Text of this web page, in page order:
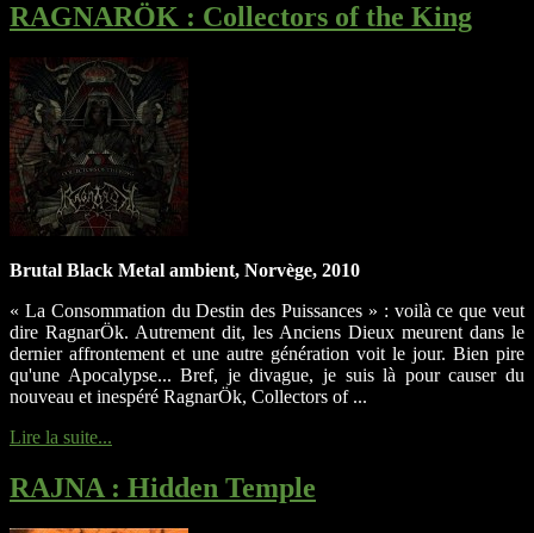
RAGNARÖK : Collectors of the King
Brutal Black Metal ambient, Norvège, 2010
« La Consommation du Destin des Puissances » : voilà ce que veut
dire RagnarÖk. Autrement dit, les Anciens Dieux meurent dans le
dernier affrontement et une autre génération voit le jour. Bien pire
qu'une Apocalypse... Bref, je divague, je suis là pour causer du
nouveau et inespéré RagnarÖk, Collectors of ...
Lire la suite...
RAJNA: Hidden Temple